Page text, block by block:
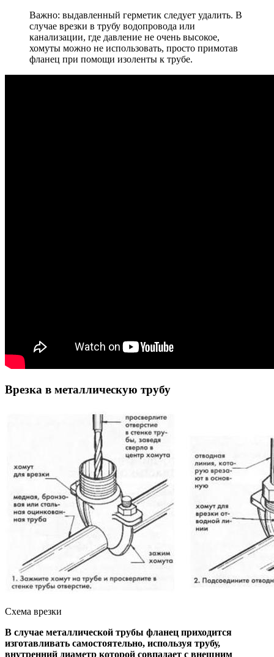
Важно: выдавленный герметик следует удалить. В
случае врезки в трубу водопровода или
канализации, где давление не очень высокое,
хомуты можно не использовать, просто примотав
фланец при помощи изоленты к трубе.
Врезка в металлическую трубу
Схема врезки
В случае металлической трубы фланец приходится
изготавливать самостоятельно, используя трубу,
внутренний диаметр которой совпадает с внешним